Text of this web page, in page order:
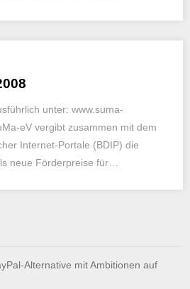
unter: www.suma-
eV vergibt zusammen mit dem
Internet-Portale (BDIP) die
neue Förderpreise für…
Alternative mit Ambitionen auf